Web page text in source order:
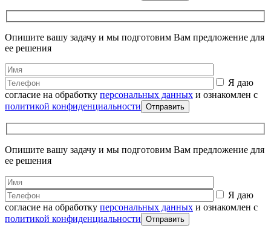
Опишите вашу задачу и мы подготовим Вам предложение для
ее решения
Я даю
согласие на обработку персональных данных и ознакомлен с
политикой конфиденциальности
Опишите вашу задачу и мы подготовим Вам предложение для
ее решения
Я даю
согласие на обработку персональных данных и ознакомлен с
политикой конфиденциальности